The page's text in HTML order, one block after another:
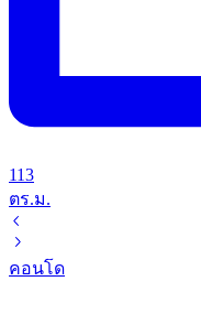
113
ตร.ม.
คอนโด